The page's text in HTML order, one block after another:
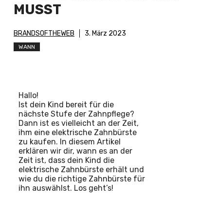
MUSST
BRANDSOFTHEWEB 3. März 2023
WANN
Hallo!
Ist dein Kind bereit für die
nächste Stufe der Zahnpflege?
Dann ist es vielleicht an der Zeit,
ihm eine elektrische Zahnbürste
zu kaufen. In diesem Artikel
erklären wir dir, wann es an der
Zeit ist, dass dein Kind die
elektrische Zahnbürste erhält und
wie du die richtige Zahnbürste für
ihn auswählst. Los geht’s!